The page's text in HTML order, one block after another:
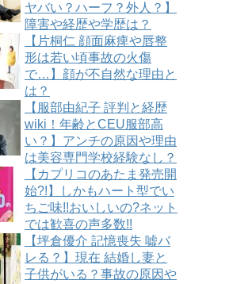
ヤバい？ハーフ？外人？】
障害や経歴や学歴は？
【片桐仁 顔面麻痺や唇整
形は若い頃事故の火傷
で…】顔が不自然な理由と
は？
【服部由紀子 評判と経歴
wiki！年齢とCEU服部高
い？】アンチの原因や理由
は美容専門学校経験なし？
【カプリコのあたま発売開
始?!】しかもハート型でい
ちご味!!おいしいの?ネット
では歓喜の声多数!!
【坪倉優介 記憶喪失 嘘バ
レる？】現在 結婚し妻と
子供がいる？事故の原因や